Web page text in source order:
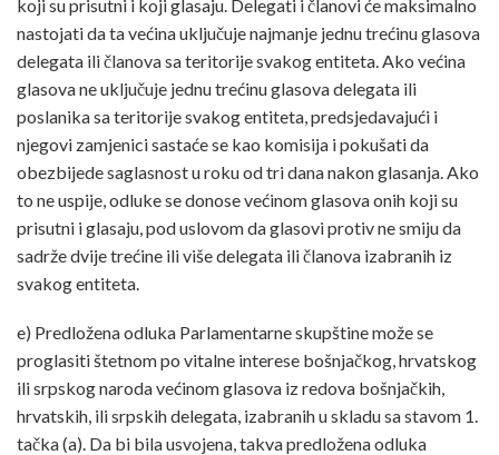
koji su prisutni i koji glasaju. Delegati i članovi će maksimalno
nastojati da ta većina uključuje najmanje jednu trećinu glasova
delegata ili članova sa teritorije svakog entiteta. Ako većina
glasova ne uključuje jednu trećinu glasova delegata ili
poslanika sa teritorije svakog entiteta, predsjedavajući i
njegovi zamjenici sastaće se kao komisija i pokušati da
obezbijede saglasnost u roku od tri dana nakon glasanja. Ako
to ne uspije, odluke se donose većinom glasova onih koji su
prisutni i glasaju, pod uslovom da glasovi protiv ne smiju da
sadrže dvije trećine ili više delegata ili članova izabranih iz
svakog entiteta.
e) Predložena odluka Parlamentarne skupštine može se
proglasiti štetnom po vitalne interese bošnjačkog, hrvatskog
ili srpskog naroda većinom glasova iz redova bošnjačkih,
hrvatskih, ili srpskih delegata, izabranih u skladu sa stavom 1.
tačka (a). Da bi bila usvojena, takva predložena odluka